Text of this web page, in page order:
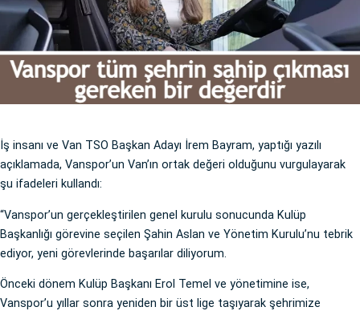
İş insanı ve Van TSO Başkan Adayı İrem Bayram, yaptığı yazılı
açıklamada, Vanspor’un Van’ın ortak değeri olduğunu vurgulayarak
şu ifadeleri kullandı:
“Vanspor’un gerçekleştirilen genel kurulu sonucunda Kulüp
Başkanlığı görevine seçilen Şahin Aslan ve Yönetim Kurulu’nu tebrik
ediyor, yeni görevlerinde başarılar diliyorum.
Önceki dönem Kulüp Başkanı Erol Temel ve yönetimine ise,
Vanspor’u yıllar sonra yeniden bir üst lige taşıyarak şehrimize